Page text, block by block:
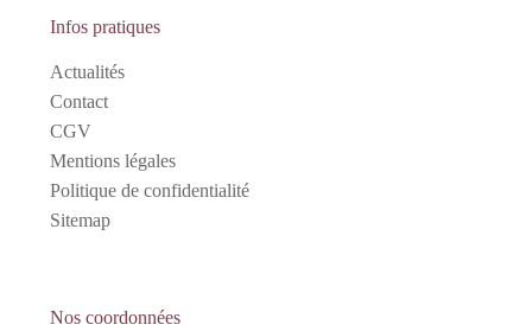
Infos pratiques
Actualités
Contact
CGV
Mentions légales
Politique de confidentialité
Sitemap
Nos coordonnées